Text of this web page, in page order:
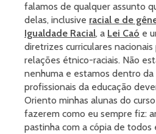
falamos de qualquer assunto
delas, inclusive racial e de
Igualdade Racial, a Lei Caó e
diretrizes curriculares
relações étnico-raciais. Não
nenhuma e estamos dentro da
profissionais da educação
Oriento minhas alunas do
fazerem como eu sempre fiz:
pastinha com a cópia de todos